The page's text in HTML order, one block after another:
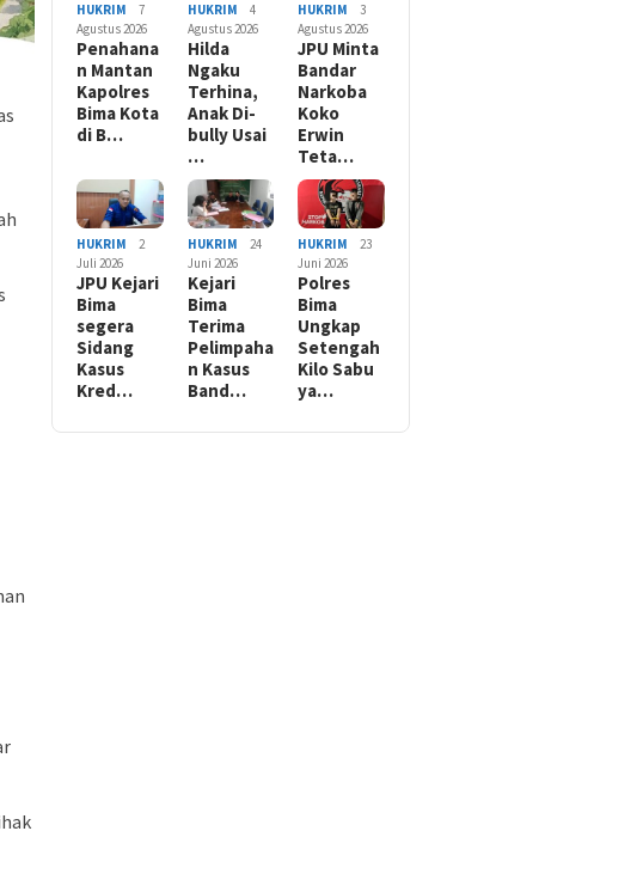
HUKRIM
7
Agustus 2026
Penahana
n Mantan
Kapolres
Bima Kota
di B…
HUKRIM
4
Agustus 2026
Hilda
Ngaku
Terhina,
Anak Di-
bully Usai
…
HUKRIM
3
Agustus 2026
JPU Minta
Bandar
Narkoba
Koko
Erwin
Teta…
HUKRIM
2
Juli 2026
JPU Kejari
Bima
segera
Sidang
Kasus
Kred…
HUKRIM
24
Juni 2026
Kejari
Bima
Terima
Pelimpaha
n Kasus
Band…
HUKRIM
23
Juni 2026
Polres
Bima
Ungkap
Setengah
Kilo Sabu
ya…